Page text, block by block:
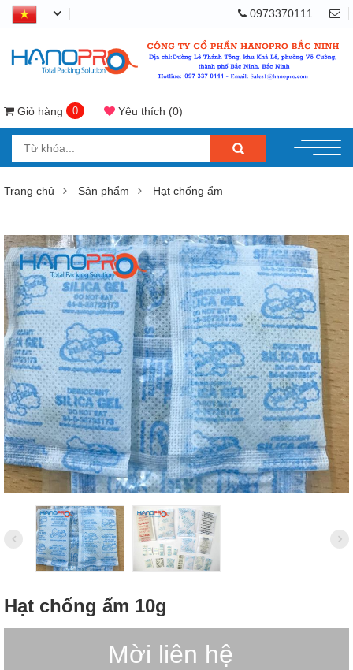
0973370111
Giỏ hàng 0 Yêu thích (0)
Trang chủ Sản phẩm Hạt chống ẩm
Hạt chống ẩm 10g
Mời liên hệ